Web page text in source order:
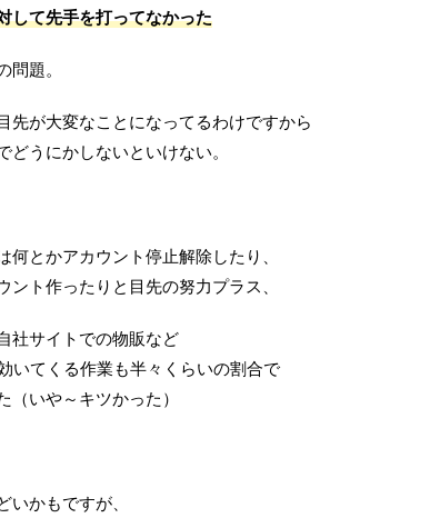
して先手を打ってなかった
問題。
先が大変なことになってるわけですから
どうにかしないといけない。
何とかアカウント停止解除したり、
ント作ったりと目先の努力プラス、
社サイトでの物販など
いてくる作業も半々くらいの割合で
（いや～キツかった）
いかもですが、